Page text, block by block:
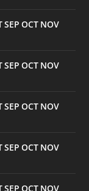
SEP OCT NOV
SEP OCT NOV
SEP OCT NOV
SEP OCT NOV
SEP OCT NOV